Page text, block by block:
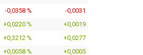
-0,0358 %
-0,0031
+0,0220 %
+0,0019
+0,3212 %
+0,0277
+0,0058 %
+0,0005